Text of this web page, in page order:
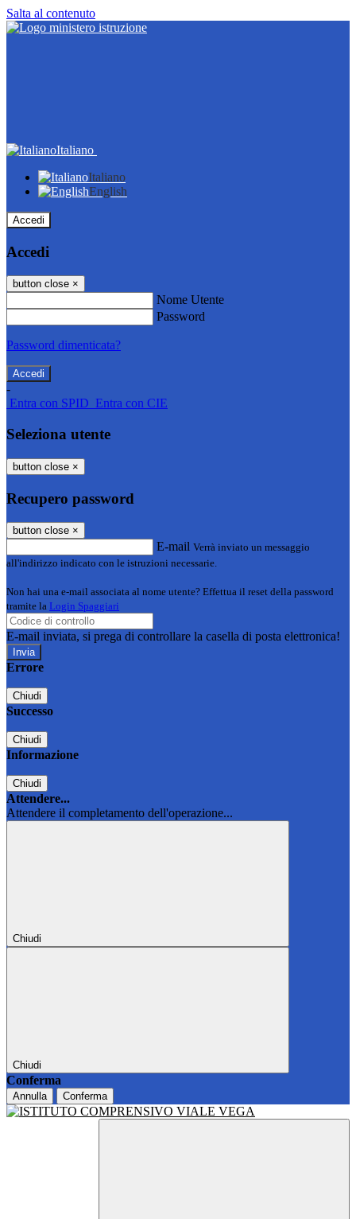
Salta al contenuto
Italiano
Italiano
English
Accedi
Accedi
button close ×
Nome Utente
Password
Password dimenticata?
-
Entra con SPID Entra con CIE
Seleziona utente
button close ×
Recupero password
button close ×
E-mail Verrà inviato un messaggio
all'indirizzo indicato con le istruzioni necessarie.
Non hai una e-mail associata al nome utente? Effettua il reset della password
tramite la Login Spaggiari
E-mail inviata, si prega di controllare la casella di posta elettronica!
Errore
Chiudi
Successo
Chiudi
Informazione
Chiudi
Attendere...
Attendere il completamento dell'operazione...
Chiudi
Chiudi
Conferma
Annulla Conferma